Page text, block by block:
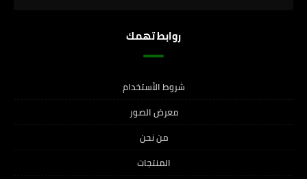
روابط تهمك
شروط الأستخدام
معرض الصور
من نحن
المنتجات